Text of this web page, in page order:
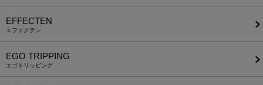
EFFECTEN
エフェクテン
EGO TRIPPING
エゴトリッピング